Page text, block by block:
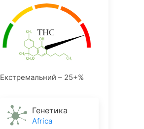
Екстремальний – 25+%
Генетика
Africa